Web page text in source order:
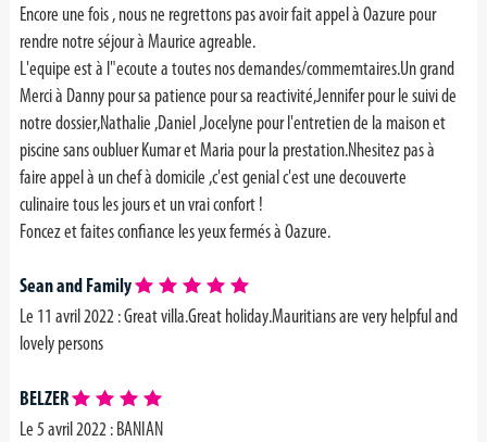
Encore une fois , nous ne regrettons pas avoir fait appel à Oazure pour
rendre notre séjour à Maurice agreable.
L'equipe est à l"ecoute a toutes nos demandes/commemtaires.Un grand
Merci à Danny pour sa patience pour sa reactivité,Jennifer pour le suivi de
notre dossier,Nathalie ,Daniel ,Jocelyne pour l'entretien de la maison et
piscine sans oubluer Kumar et Maria pour la prestation.Nhesitez pas à
faire appel à un chef à domicile ,c'est genial c'est une decouverte
culinaire tous les jours et un vrai confort !
Foncez et faites confiance les yeux fermés à Oazure.
Sean and Family
Le 11 avril 2022 :Great villa.Great holiday.Mauritians are very helpful and
lovely persons
BELZER
Le 5 avril 2022 :BANIAN